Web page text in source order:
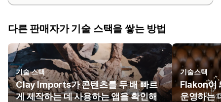
다른 판매자가 기술 스택을 쌓는 방법
기술 스택
Clay Imports가 콘텐츠를 두 배 빠르
게 제작하는 데 사용하는 앱을 확인해
기술스택
Flakon이
운영하는